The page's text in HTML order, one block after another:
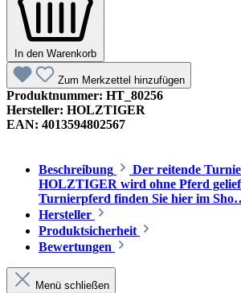
In den Warenkorb
Zum Merkzettel hinzufügen
Produktnummer: HT_80256
Hersteller: HOLZTIGER
EAN: 4013594802567
Beschreibung
Der reitende
HOLZTIGER wird ohne Pferd
Turnierpferd finden Sie hier im
Hersteller
Produktsicherheit
Bewertungen
Menü schließen